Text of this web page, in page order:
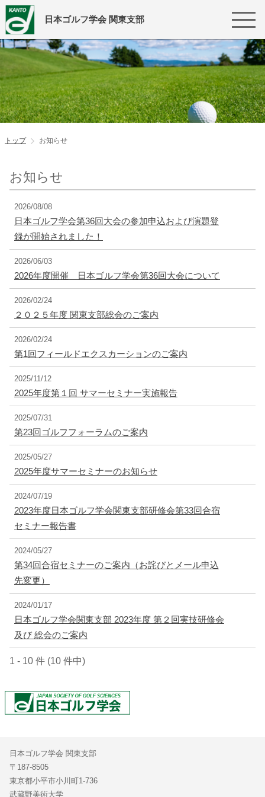
日本ゴルフ学会 関東支部
トップ お知らせ
お知らせ
2026/08/08
日本ゴルフ学会第36回大会の参加申込および演題登
録が開始されました！
2026/06/03
2026年度開催 日本ゴルフ学会第36回大会について
2026/02/24
２０２５年度 関東支部総会のご案内
2026/02/24
第1回フィールドエクスカーションのご案内
2025/11/12
2025年度第１回 サマーセミナー実施報告
2025/07/31
第23回ゴルフフォーラムのご案内
2025/05/27
2025年度サマーセミナーのお知らせ
2024/07/19
2023年度日本ゴルフ学会関東支部研修会第33回合宿
セミナー報告書
2024/05/27
第34回合宿セミナーのご案内（お詫びとメール申込
先変更）
2024/01/17
日本ゴルフ学会関東支部 2023年度 第２回実技研修会
及び 総会のご案内
1 - 10 件 (10 件中)
日本ゴルフ学会 関東支部
〒187-8505
東京都小平市小川町1-736
武蔵野美術大学